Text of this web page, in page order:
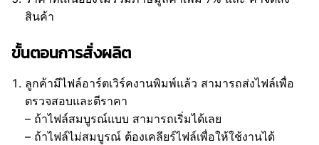
สินค้า
ขั้นตอนการสั่งผลิต
ลูกค้ามีไฟล์อาร์ตเวิร์คงานพิมพ์แล้ว สามารถส่งไฟล์เพื่อ
ตรวจสอบและตีราคา
– ถ้าไฟล์สมบูรณ์แบบ สามารถเริ่มได้เลย
– ถ้าไฟล์ไม่สมบูรณ์ ต้องเคลียร์ไฟล์เพื่อให้ใช้งานได้